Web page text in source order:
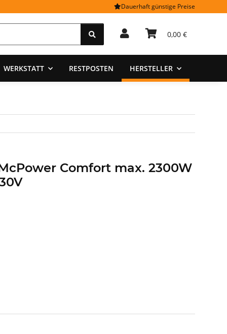
Dauerhaft günstige Preise
0,00 €
WERKSTATT RESTPOSTEN HERSTELLER
Comfort max. 2300W